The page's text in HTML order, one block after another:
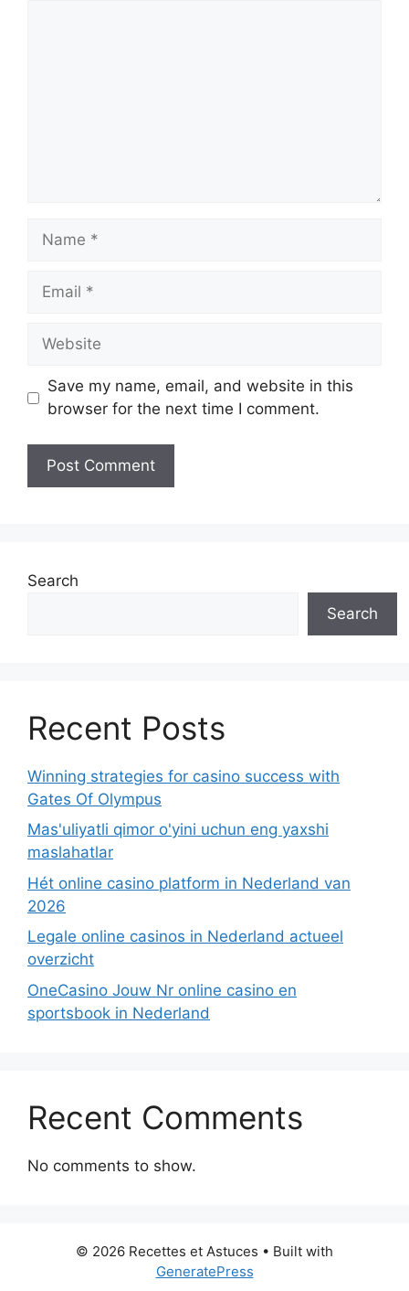
Name
Email
Website
Save my name, email, and website in this
browser for the next time I comment.
Search
Search
Recent Posts
Winning strategies for casino success with
Gates Of Olympus
Mas'uliyatli qimor o'yini uchun eng yaxshi
maslahatlar
Hét online casino platform in Nederland van
2026
Legale online casinos in Nederland actueel
overzicht
OneCasino Jouw Nr online casino en
sportsbook in Nederland
Recent Comments
No comments to show.
© 2026 Recettes et Astuces • Built with
GeneratePress